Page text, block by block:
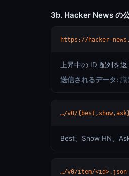
3b. Hacker News の
https://hacker-
上昇中の ID 配列を
送信されるデータ: 識
…/v0/
Best、Show HN、
…/v0/item/<id>.json